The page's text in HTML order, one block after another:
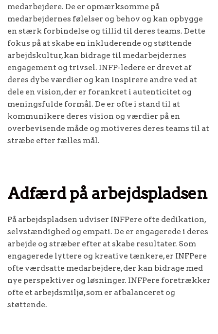
medarbejdere. De er opmærksomme på
medarbejdernes følelser og behov og kan opbygge
en stærk forbindelse og tillid til deres teams. Dette
fokus på at skabe en inkluderende og støttende
arbejdskultur, kan bidrage til medarbejdernes
engagement og trivsel. INFP-ledere er drevet af
deres dybe værdier og kan inspirere andre ved at
dele en vision, der er forankret i autenticitet og
meningsfulde formål. De er ofte i stand til at
kommunikere deres vision og værdier på en
overbevisende måde og motiveres deres teams til at
stræbe efter fælles mål.
Adfærd på arbejdspladsen
På arbejdspladsen udviser INFPere ofte dedikation,
selvstændighed og empati. De er engagerede i deres
arbejde og stræber efter at skabe resultater. Som
engagerede lyttere og kreative tænkere, er INFPere
ofte værdsatte medarbejdere, der kan bidrage med
nye perspektiver og løsninger. INFPere foretrækker
ofte et arbejdsmiljø, som er afbalanceret og
støttende.